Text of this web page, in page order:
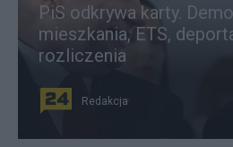
PiS odkrywa karty.
mieszkania, ETS,
rozliczenia
Redakcja